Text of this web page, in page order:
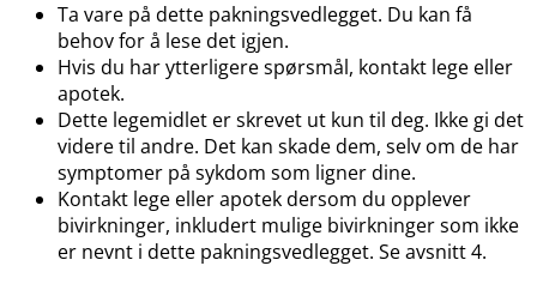
Ta vare på dette pakningsvedlegget. Du kan få
behov for å lese det igjen.
Hvis du har ytterligere spørsmål, kontakt lege eller
apotek.
Dette legemidlet er skrevet ut kun til deg. Ikke gi det
videre til andre. Det kan skade dem, selv om de har
symptomer på sykdom som ligner dine.
Kontakt lege eller apotek dersom du opplever
bivirkninger, inkludert mulige bivirkninger som ikke
er nevnt i dette pakningsvedlegget. Se avsnitt 4.